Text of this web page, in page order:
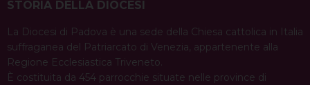
STORIA DELLA DIOCESI
La Diocesi di Padova è una sede della Chiesa cattolica in Italia
suffraganea del Patriarcato di Venezia, appartenente alla
Regione Ecclesiastica Triveneto.
È costituita da 454 parrocchie situate nelle province di